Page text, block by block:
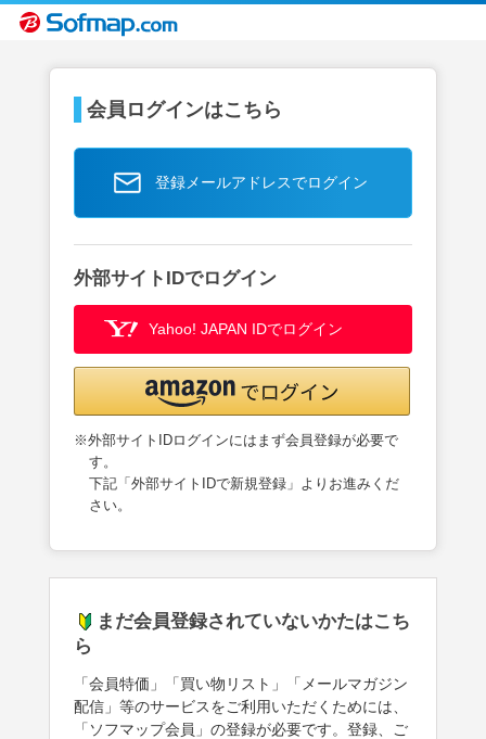
会員ログインはこちら
登録メールアドレスでログイン
外部サイトIDでログイン
Yahoo! JAPAN IDでログイン
※外部サイトIDログインにはまず会員登録が必要で
す。
下記「外部サイトIDで新規登録」よりお進みくだ
さい。
まだ会員登録されていないかたはこち
ら
「会員特価」「買い物リスト」「メールマガジン
配信」等のサービスをご利用いただくためには、
「ソフマップ会員」の登録が必要です。登録、ご